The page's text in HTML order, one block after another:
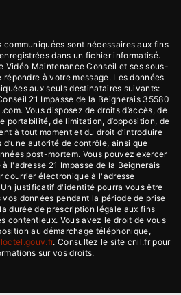
sont nécessaires aux fins
dans un fichier informatisé.
Vidéo Maintenance Conseil et ses sous-
à votre message. Les données
aux seuls destinataires suivants:
21 Impasse de la Beignerais 35580
Vous disposez de droits d’accès, de
portabilité, de limitation, d’opposition, de
à tout moment et du droit d’introduire
autorité de contrôle, ainsi que
post-mortem. Vous pouvez exercer
l'adresse 21 Impasse de la Beignerais
courrier électronique à l'adresse
justificatif d'identité pourra vous être
données pendant la période de prise
durée de prescription légale aux fins
contentieux. Vous avez le droit de vous
au démarchage téléphonique,
. Consultez le site cnil.fr pour
sur vos droits.